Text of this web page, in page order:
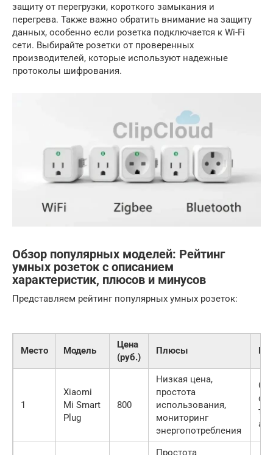
защиту от перегрузки, короткого замыкания и
перегрева. Также важно обратить внимание на защиту
данных, особенно если розетка подключается к Wi-Fi
сети. Выбирайте розетки от проверенных
производителей, которые используют надежные
протоколы шифрования.
Обзор популярных моделей: Рейтинг
умных розеток с описанием
характеристик, плюсов и минусов
Представляем рейтинг популярных умных розеток:
Место Модель
Цена
(руб.)
Плюсы
1
Xiaomi
Mi Smart
Plug
800
Низкая цена,
простота
использования,
мониторинг
энергопотребления
Простота